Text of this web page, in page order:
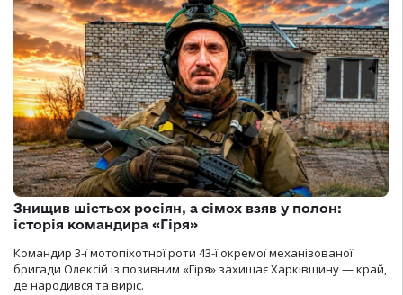
Знищив шістьох росіян, а сімох взяв у полон:
історія командира «Гіря»
Командир 3-ї мотопіхотної роти 43-ї окремої механізованої
бригади Олексій із позивним «Гіря» захищає Харківщину — край,
де народився та виріс.